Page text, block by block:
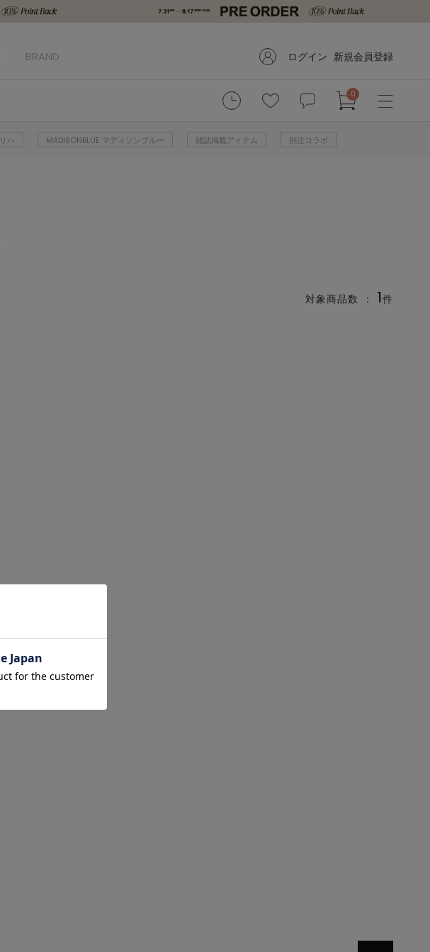
BRAND ログイン 新規会員登録
0
ハ MADISONBLUE マディソンブルー 雑誌掲載アイテム 別注コラボ
対象商品数 ： 1件